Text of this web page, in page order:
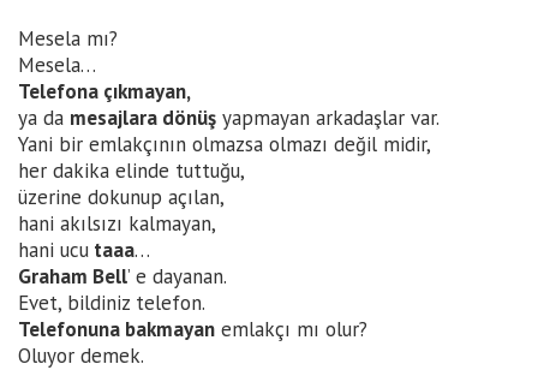
Mesela mı?
Mesela…
Telefona çıkmayan,
ya da mesajlara dönüş yapmayan arkadaşlar var.
Yani bir emlakçının olmazsa olmazı değil midir,
her dakika elinde tuttuğu,
üzerine dokunup açılan,
hani akılsızı kalmayan,
hani ucu taaa…
Graham Bell’ e dayanan.
Evet, bildiniz telefon.
Telefonuna bakmayan emlakçı mı olur?
Oluyor demek.